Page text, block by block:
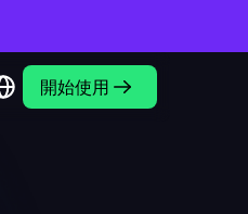
開始使用